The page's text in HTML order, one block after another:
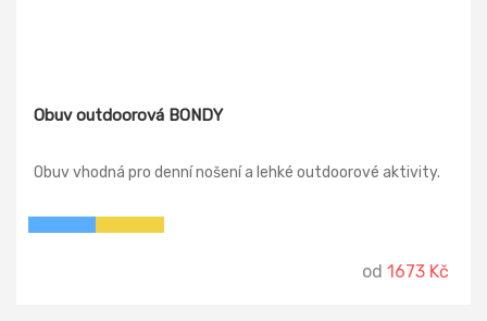
Obuv outdoorová BONDY
Obuv vhodná pro denní nošení a lehké outdoorové aktivity.
od 1673 Kč